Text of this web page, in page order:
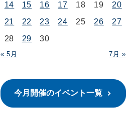
« 5月 7月 »
14
15 16 17 18 19
20
21
22 23 24 25 26
27
28
29 30
今月開催のイベント一覧